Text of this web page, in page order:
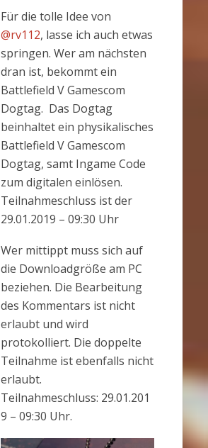
Für die tolle Idee von
@rv112, lasse ich auch etwas
springen. Wer am nächsten
dran ist, bekommt ein
Battlefield V Gamescom
Dogtag. Das Dogtag
beinhaltet ein physikalisches
Battlefield V Gamescom
Dogtag, samt Ingame Code
zum digitalen einlösen.
Teilnahmeschluss ist der
29.01.2019 – 09:30 Uhr
Wer mittippt muss sich auf
die Downloadgröße am PC
beziehen. Die Bearbeitung
des Kommentars ist nicht
erlaubt und wird
protokolliert. Die doppelte
Teilnahme ist ebenfalls nicht
erlaubt.
Teilnahmeschluss: 29.01.201
9 – 09:30 Uhr.